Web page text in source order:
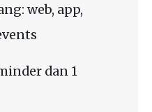
web, app,
dan 1